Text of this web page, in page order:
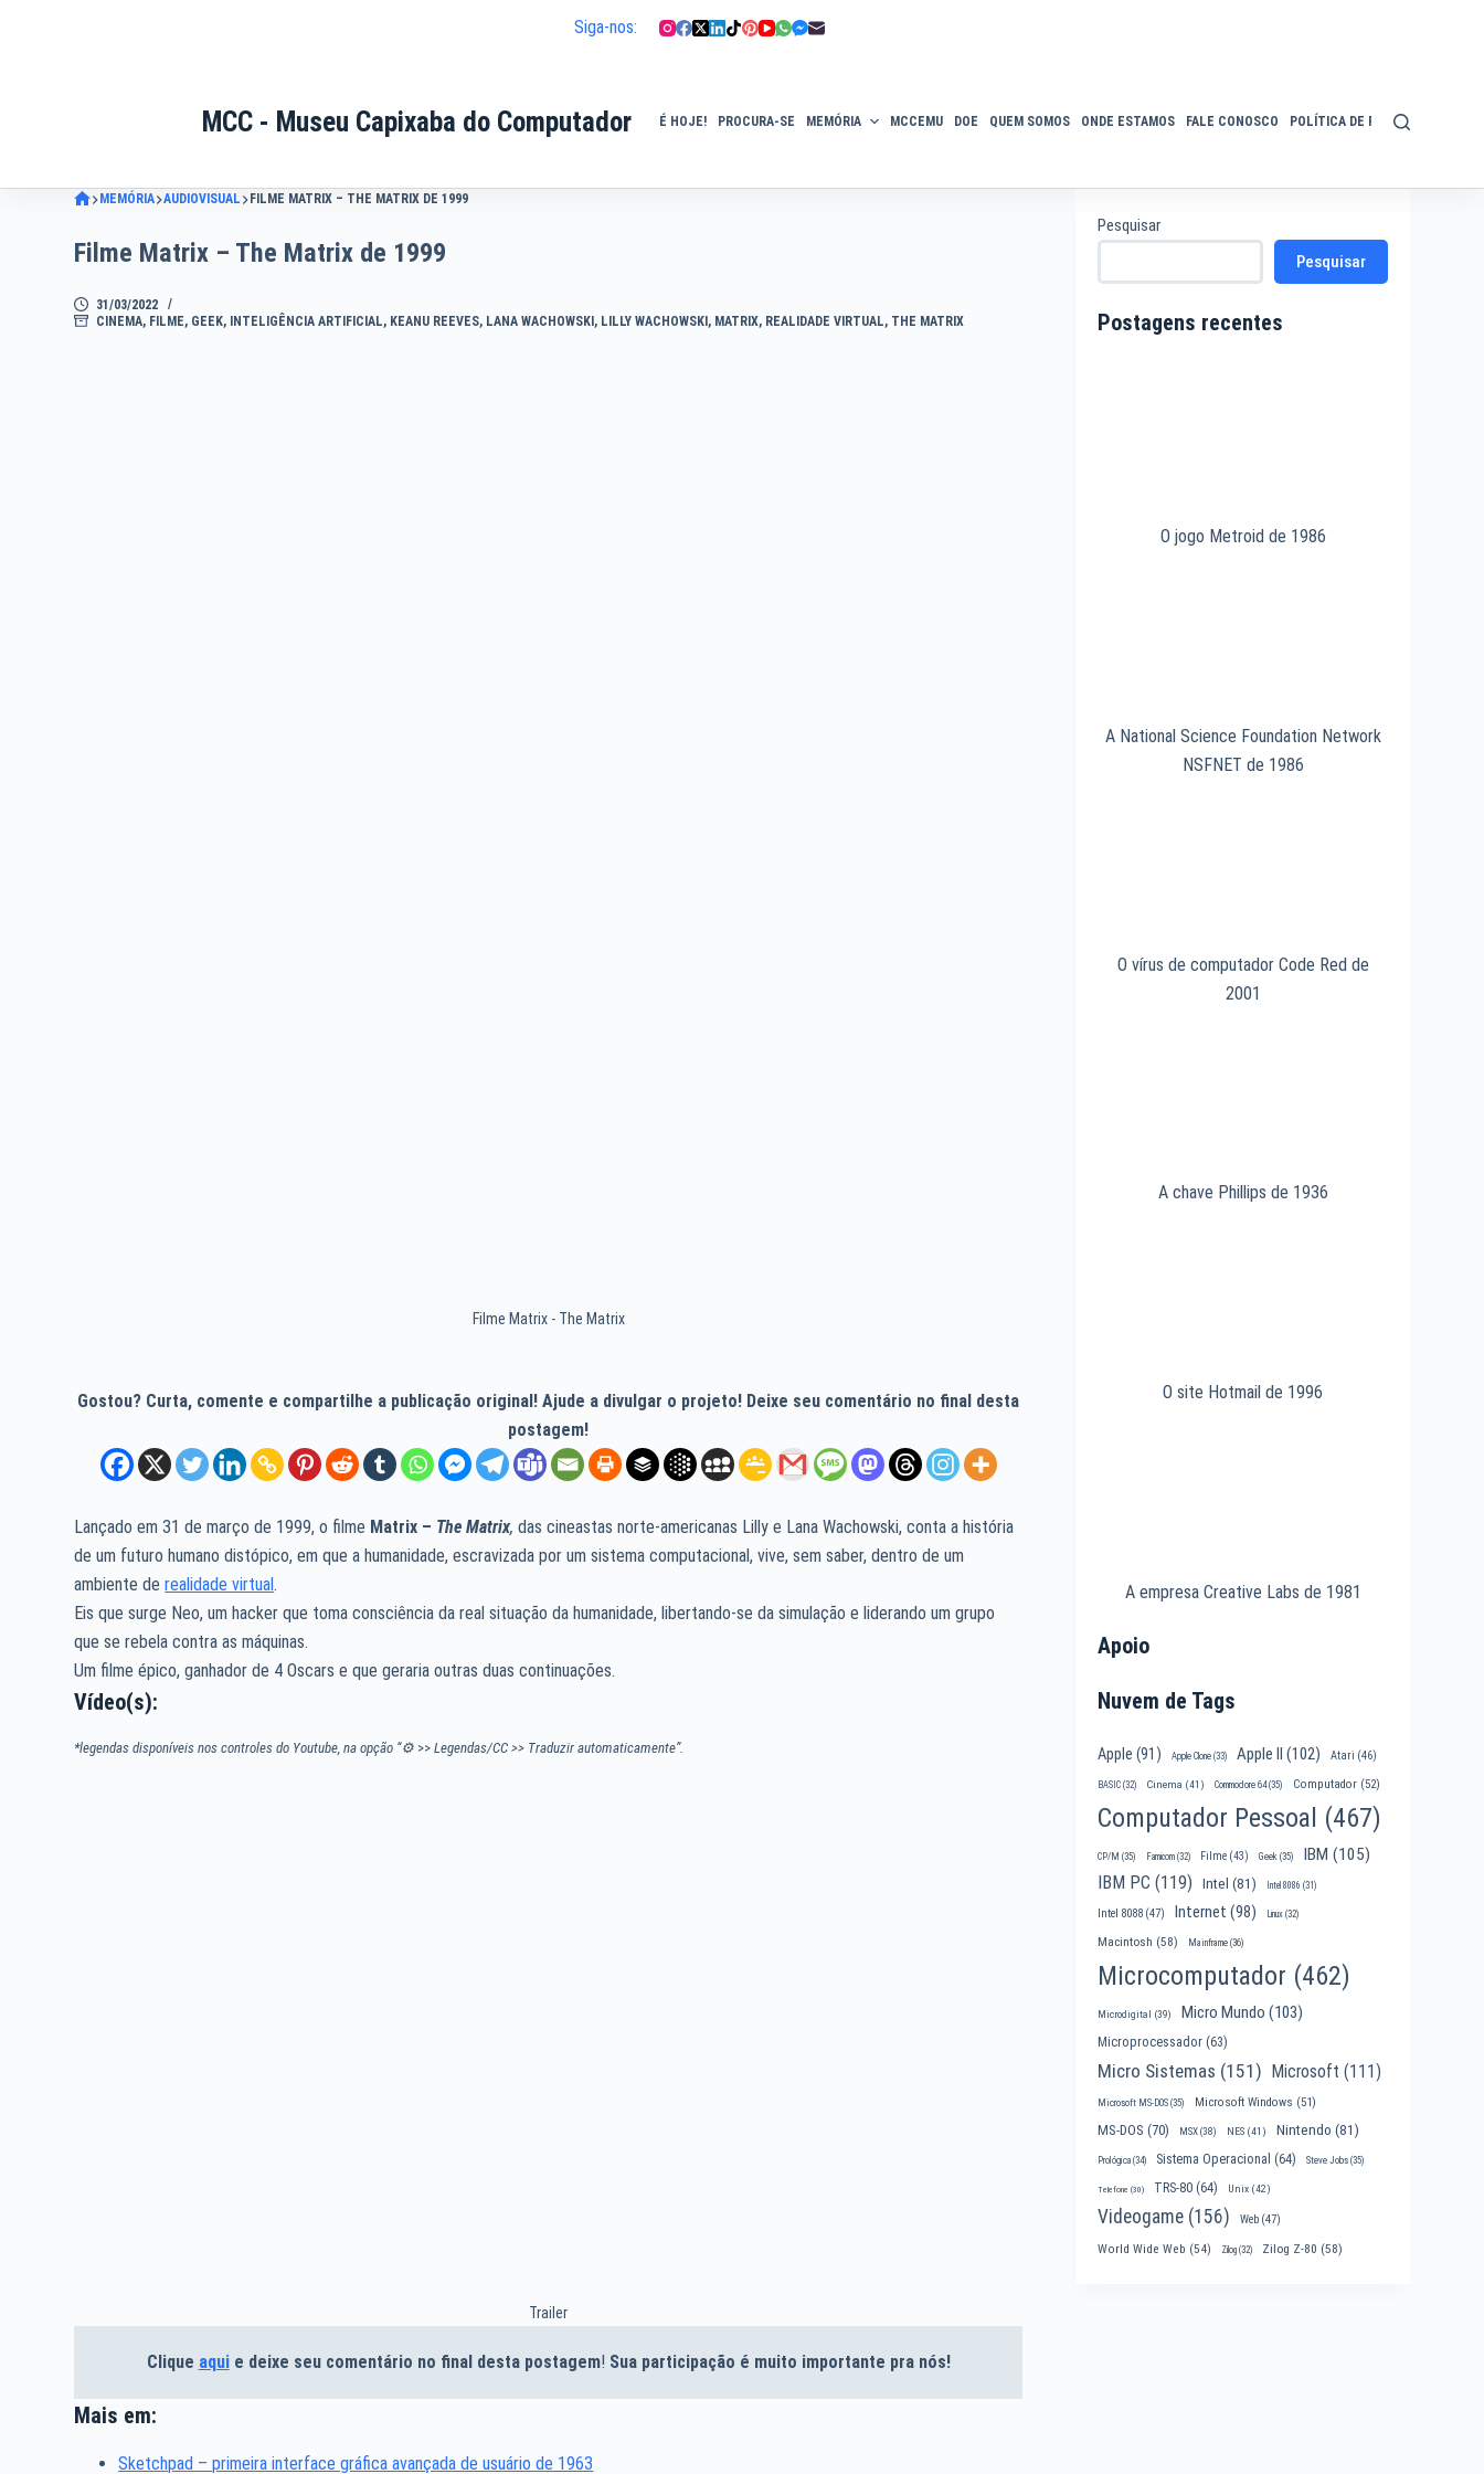
Siga-nos:
MCC - Museu Capixaba do Computador É HOJE! PROCURA-SE MEMÓRIA MCCEMU DOE QUEM SOMOS ONDE ESTAMOS FALE CONOSCO POLÍTICA DE PRIVACIDADE
MEMÓRIA AUDIOVISUAL FILME MATRIX – THE MATRIX DE 1999
Filme Matrix – The Matrix de 1999
31/03/2022
CINEMA, FILME, GEEK, INTELIGÊNCIA ARTIFICIAL, KEANU REEVES, LANA WACHOWSKI , LILLY WACHOWSKI , MATRIX, REALIDADE VIRTUAL, THE MATRIX
Filme Matrix - The Matrix
Gostou? Curta, comente e compartilhe a publicação original! Ajude a divulgar o projeto! Deixe seu comentário no final desta
postagem!
Lançado em 31 de março de 1999, o filme Matrix – The Matrix,das cineastas norte-americanas Lilly e Lana Wachowski, conta a história
de um futuro humano distópico, em que a humanidade, escravizada por um sistema computacional, vive, sem saber, dentro de um
ambiente derealidade virtual.
Eis que surge Neo, um hacker que toma consciência da real situação da humanidade, libertando-se da simulação e liderando um grupo
que se rebela contra as máquinas.
Um filme épico, ganhador de 4 Oscars e que geraria outras duas continuações.
Vídeo(s):
*legendas disponíveis nos controles do Youtube, na opção “⚙ >>Legendas/CC >> Traduzir automaticamente”.
Trailer
Clique aquie deixe seu comentário no final desta postagem! Sua participação é muito importante pra nós!
Mais em:
Sketchpad – primeira interface gráfica avançada de usuário de 1963
Pesquisar
Pesquisar
Postagens recentes
O jogo Metroid de 1986
A National Science Foundation Network
NSFNET de 1986
O vírus de computador Code Red de
2001
A chave Phillips de 1936
O site Hotmail de 1996
A empresa Creative Labs de 1981
Apoio
Nuvem de Tags
Apple (91) Apple Clone (33) Apple II (102) Atari (46)
BASIC (32) Cinema (41) Commodore 64(35) Computador (52)
Computador Pessoal (467)
CP/M (35) Famicom (32) Filme (43) Geek (35) IBM (105)
IBM PC (119) Intel (81) Intel 8086 (31)
Intel 8088 (47) Internet (98) Linux (32)
Macintosh (58) Mainframe (36)
Microcomputador (462)
Microdigital (39) Micro Mundo (103)
Microprocessador (63)
Micro Sistemas (151) Microsoft (111)
Microsoft MS-DOS (35) Microsoft Windows (51)
MS-DOS (70) MSX(38) NES (41) Nintendo (81)
Prológica (34) Sistema Operacional (64) Steve Jobs (35)
Telefone (30) TRS-80 (64) Unix (42)
Videogame (156) Web (47)
World Wide Web (54) Zilog (32) Zilog Z-80 (58)